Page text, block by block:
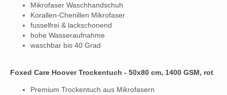
Mikrofaser Waschhandschuh
Korallen-Chenillen Mikrofaser
fusselfrei & lackschonend
hohe Wasseraufnahme
waschbar bis 40 Grad
Foxed Care Hoover Trockentuch - 50x80 cm, 1400 GSM, rot
Premium Trockentuch aus Mikrofasern